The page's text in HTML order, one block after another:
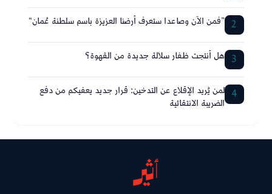
2 ”فمن الآن وصاعدا ستعرف أرضنا العزيزة باسم سلطنة عُمان“
3 هل أنتجت ظفار سلالة جديدة من القهوة؟
4 لمن يُريد الإقلاع عن التدخين: قرار جديد يعفيكم من دفع
الضريبة الانتقائية